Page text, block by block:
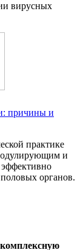
вирусных
причины и
практике
и
органов.